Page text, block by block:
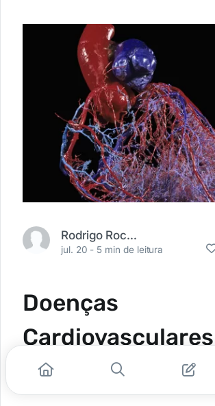
Rodrigo Rocha Correa
jul. 20 - 5 min de leitura
Doenças
Atividades